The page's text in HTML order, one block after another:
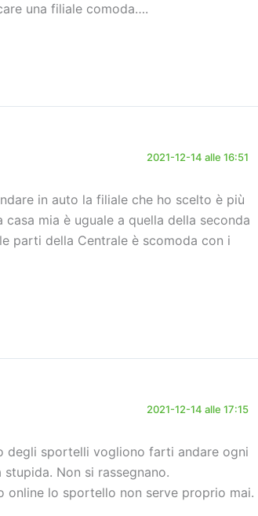
una filiale comoda….
2021-12-14 alle 16:51
in auto la filiale che ho scelto è più
mia è uguale a quella della seconda
parti della Centrale è scomoda con i
2021-12-14 alle 17:15
degli sportelli vogliono farti andare ogni
Non si rassegnano.
online lo sportello non serve proprio mai.